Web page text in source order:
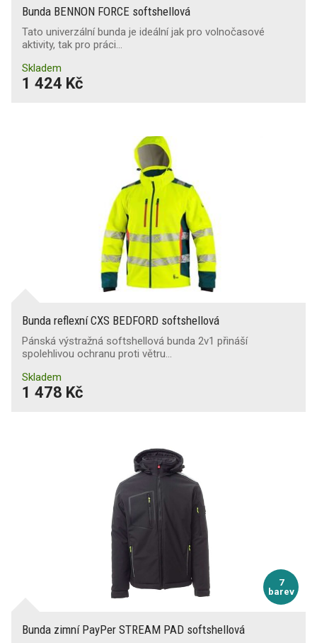
Bunda BENNON FORCE softshellová
Tato univerzální bunda je ideální jak pro volnočasové
aktivity, tak pro práci…
Skladem
1 424 Kč
Bunda reflexní CXS BEDFORD softshellová
Pánská výstražná softshellová bunda 2v1 přináší
spolehlivou ochranu proti větru…
Skladem
1 478 Kč
7
barev
Bunda zimní PayPer STREAM PAD softshellová